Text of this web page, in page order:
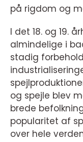
på rigdom og
I det 18. og 19.
almindelige i
stadig
og spejle blev
brede
popularitet af
over hele